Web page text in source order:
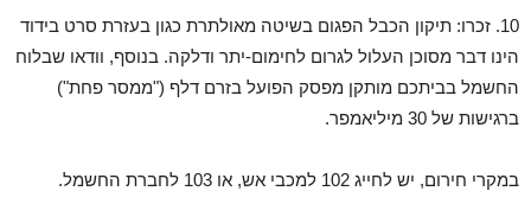
10. זכרו: תיקון הכבל הפגום בשיטה מאולתרת כגון בעזרת סרט בידוד
הינו דבר מסוכן העלול לגרום לחימום-יתר ודלקה. בנוסף, וודאו שבלוח
החשמל בביתכם מותקן מפסק הפועל בזרם דלף ("ממסר פחת")
ברגישות של 30 מיליאמפר.
במקרי חירום, יש לחייג 102 למכבי אש, או 103 לחברת החשמל.